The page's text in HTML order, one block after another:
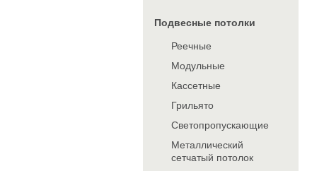
Подвесные потолки
Реечные
Модульные
Кассетные
Грильято
Светопропускающие
Металлический
сетчатый потолок